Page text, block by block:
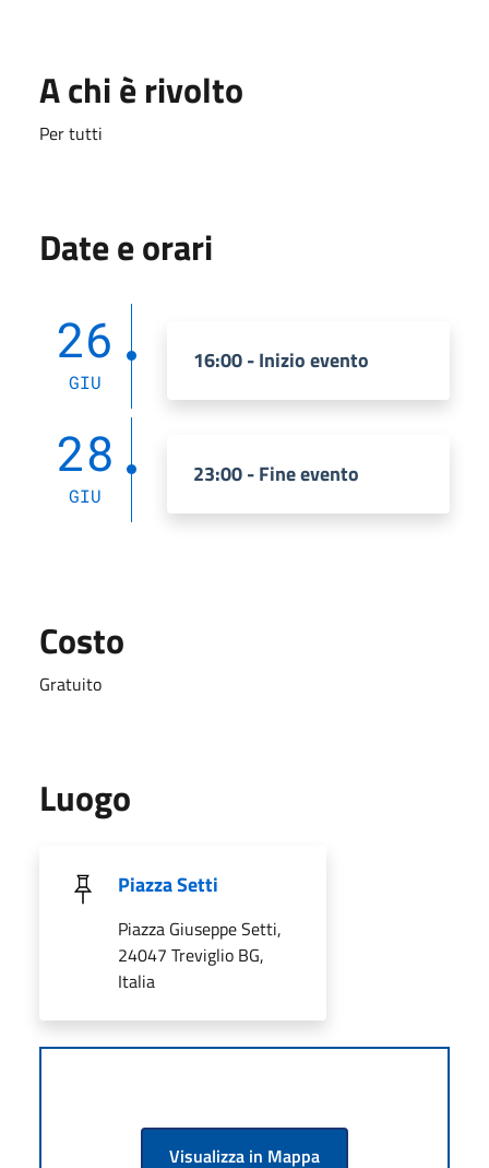
A chi è rivolto
Per tutti
Date e orari
26
GIU
16:00 - Inizio evento
28
GIU
23:00 - Fine evento
Costo
Gratuito
Luogo
Piazza Setti
Piazza Giuseppe Setti,
24047 Treviglio BG,
Italia
Visualizza in Mappa